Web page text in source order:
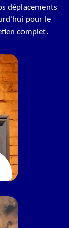
déplacements
pour le
complet.